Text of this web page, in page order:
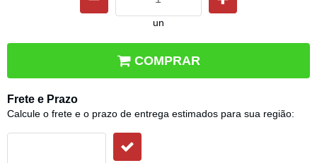
un
COMPRAR
Frete e Prazo
Calcule o frete e o prazo de entrega estimados para sua região: